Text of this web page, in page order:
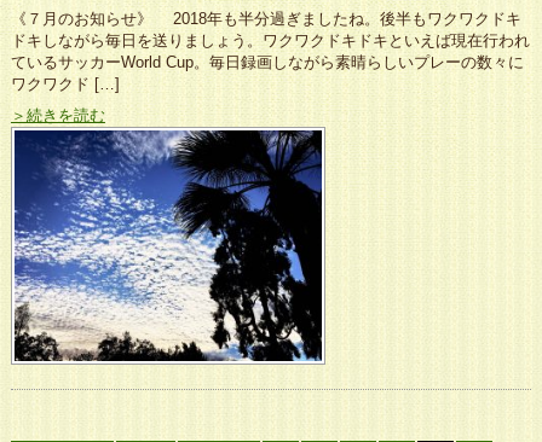
《７月のお知らせ》 2018年も半分過ぎましたね。後半もワクワクドキ
ドキしながら毎日を送りましょう。ワクワクドキドキといえば現在行われ
ているサッカーWorld Cup。毎日録画しながら素晴らしいプレーの数々に
ワクワクド […]
＞続きを読む